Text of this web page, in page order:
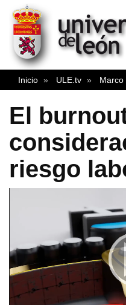
Inicio ULE.tv Marco
El
riesgo